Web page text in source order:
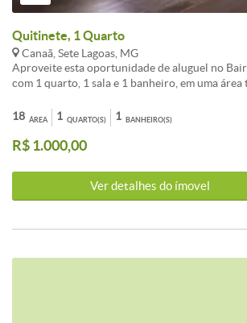
Quitinete, 1 Quarto
Canaã, Sete Lagoas, MG
Aproveite esta oportunidade de aluguel no
com 1 quarto, 1 sala e 1 banheiro, em uma área
Sem garagem.<br /><br />Conheça este(a)
disponível para aluguel com a melhor
Lagoas.<br /><br />O imóvel apresenta 1
localização e qualidade de vida em Sete
em contato para mais detalhes sobre este
ÁREA
18 QUARTO(S)
1 BANHEIRO(S)
1
R$ 1.000,00
Ver detalhes do ímovel